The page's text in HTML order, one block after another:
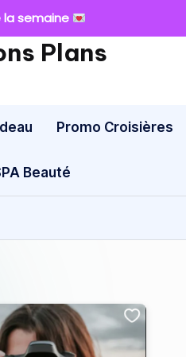
Plans
Promo Croisières
Beauté
la semaine